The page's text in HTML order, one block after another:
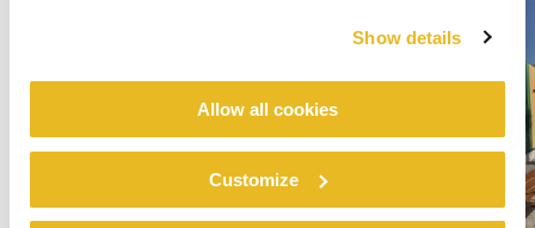
Show details
Allow all cookies
Customize